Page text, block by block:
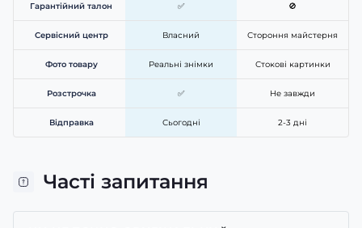
Гарантійний талон ✅ 🚫
Сервісний центр Власний Стороння майстерня
Фото товару Реальні знімки Стокові картинки
Розстрочка ✅ Не завжди
Відправка Сьогодні 2-3 дні
Часті запитання